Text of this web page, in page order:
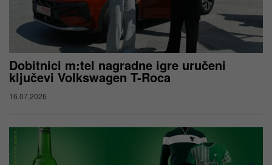
Dobitnici m:tel nagradne igre uručeni
ključevi Volkswagen T-Roca
16.07.2026